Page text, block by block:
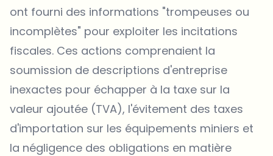
ont fourni des informations "trompeuses ou
incomplètes" pour exploiter les incitations
fiscales. Ces actions comprenaient la
soumission de descriptions d'entreprise
inexactes pour échapper à la taxe sur la
valeur ajoutée (TVA), l'évitement des taxes
d'importation sur les équipements miniers et
la négligence des obligations en matière